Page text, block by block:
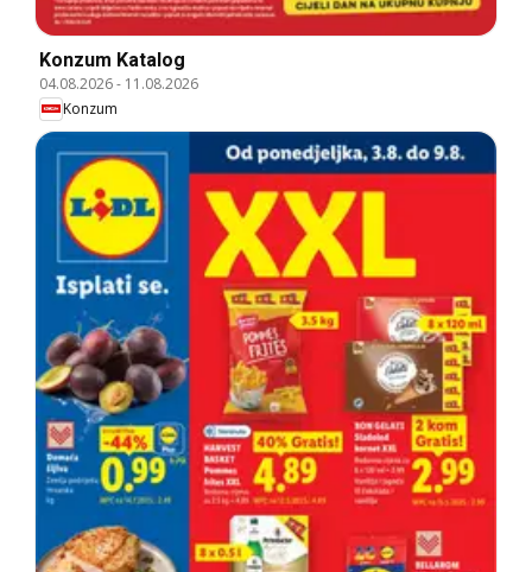
Konzum Katalog
04.08.2026- 11.08.2026
Konzum